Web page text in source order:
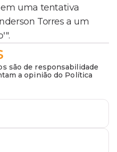
uma tentativa
Torres a um
são de responsabilidade
a opinião do Política